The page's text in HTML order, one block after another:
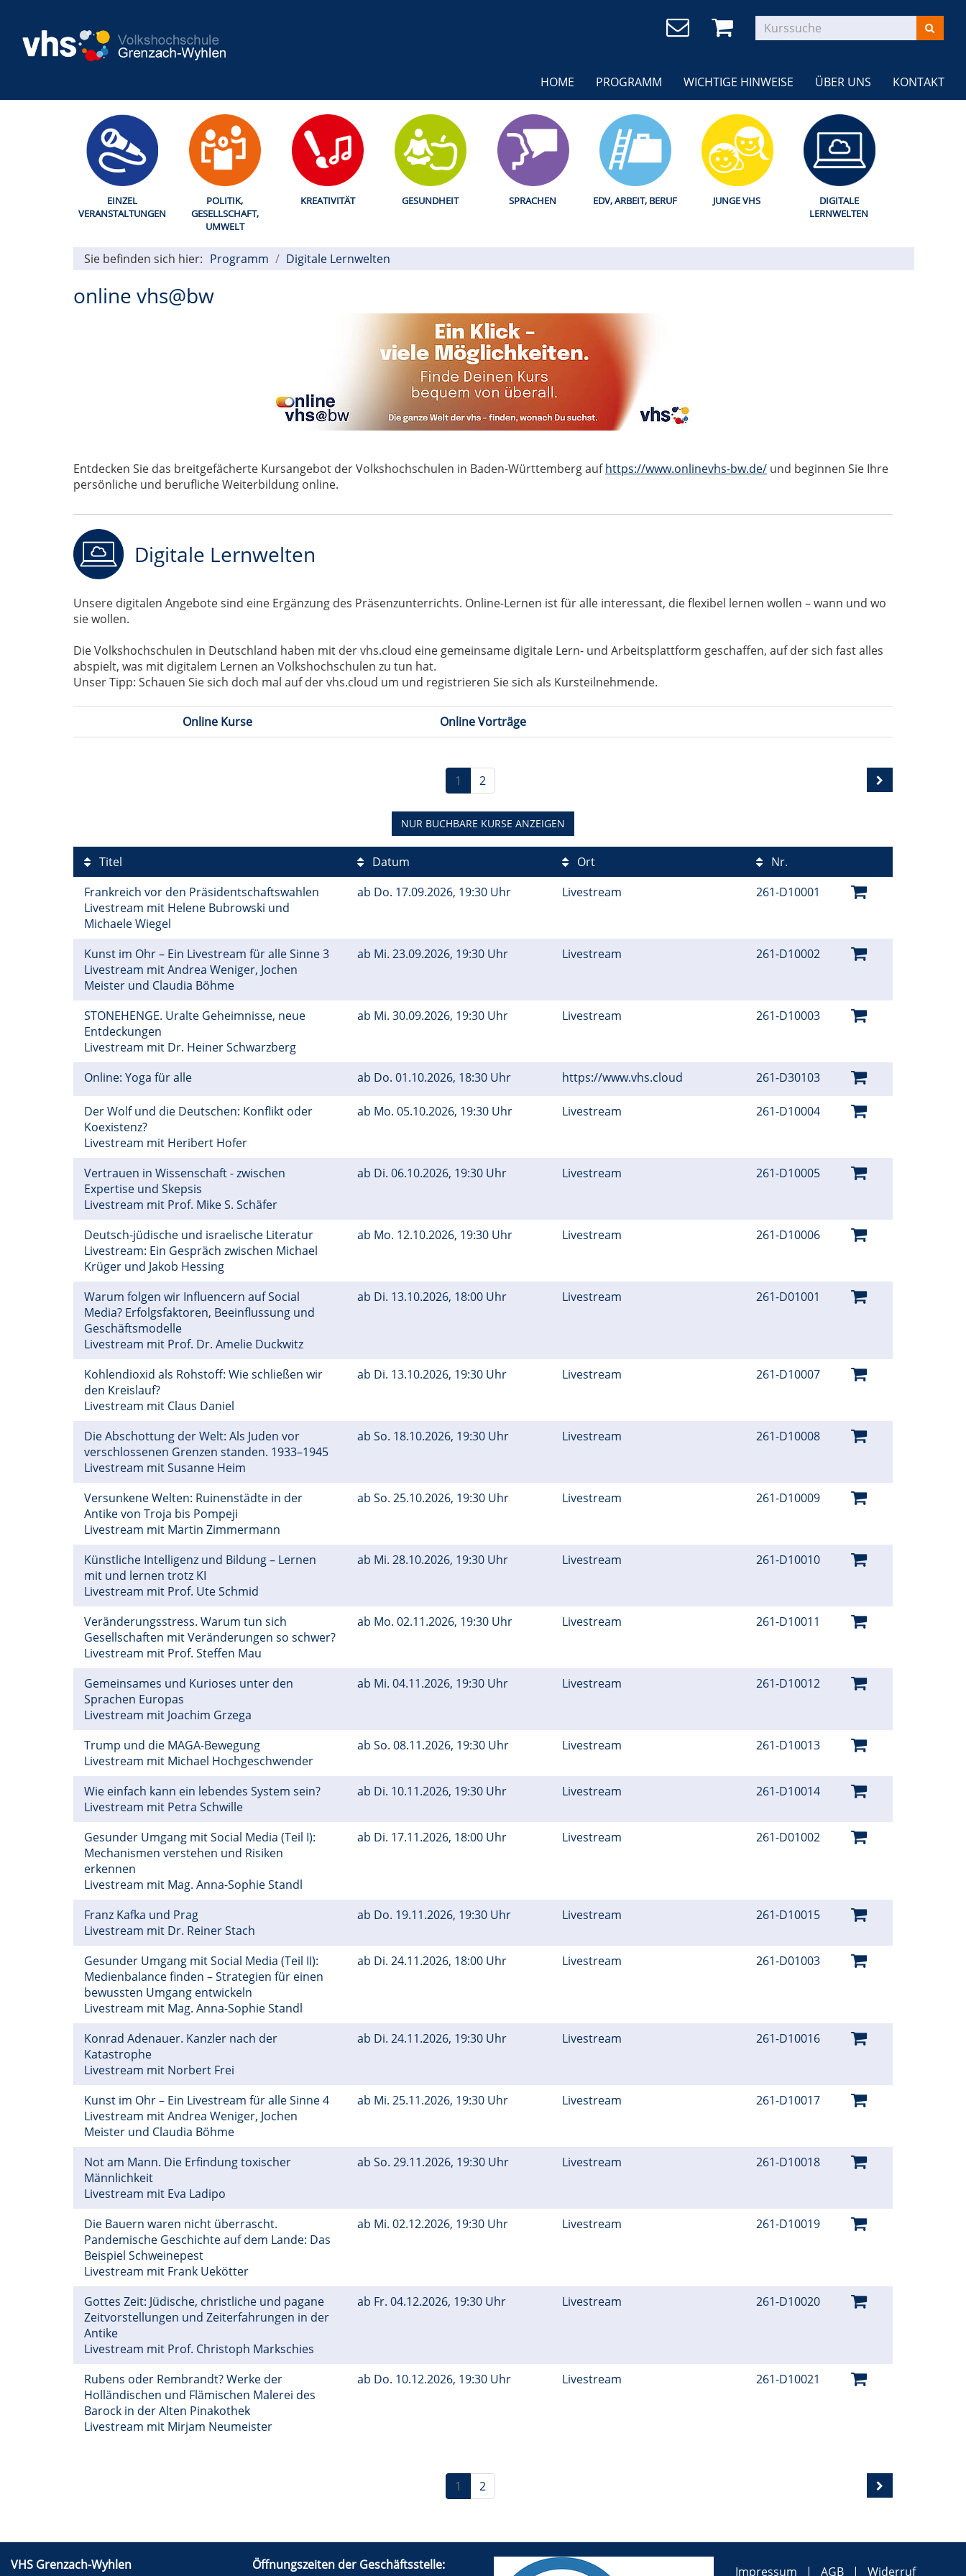
HOME PROGRAMM WICHTIGE HINWEISE ÜBER UNS KONTAKT
EINZEL
VERANSTALTUNGEN
POLITIK,
GESELLSCHAFT,
UMWELT
KREATIVITÄT GESUNDHEIT SPRACHEN EDV, ARBEIT, BERUF JUNGE VHS
DIGITALE
LERNWELTEN
Sie befinden sich hier: Programm Digitale Lernwelten
online vhs@bw
Entdecken Sie das breitgefächerte Kursangebot der Volkshochschulen in Baden-Württemberg aufhttps://www.onlinevhs-bw.de/ und beginnen Sie Ihre
persönliche und berufliche Weiterbildung online.
Digitale Lernwelten
Unsere digitalen Angebote sind eine Ergänzung des Präsenzunterrichts. Online-Lernen ist für alle interessant, die flexibel lernen wollen – wann und wo
sie wollen.
Die Volkshochschulen in Deutschland haben mit der vhs.cloud eine gemeinsame digitale Lern- und Arbeitsplattform geschaffen, auf der sich fast alles
abspielt, was mit digitalem Lernen an Volkshochschulen zu tun hat.
Unser Tipp: Schauen Sie sich doch mal auf der vhs.cloud um und registrieren Sie sich als Kursteilnehmende.
Online Kurse Online Vorträge
1 2
NUR BUCHBARE KURSE ANZEIGEN
Titel Datum Ort
Nr.
Frankreich vor den Präsidentschaftswahlen
Livestream mit Helene Bubrowski und
Michaele Wiegel
ab Do. 17.09.2026, 19:30 Uhr Livestream 261-D10001
Kunst im Ohr – Ein Livestream für alle Sinne 3
Livestream mit Andrea Weniger, Jochen
Meister und Claudia Böhme
ab Mi. 23.09.2026, 19:30 Uhr Livestream 261-D10002
STONEHENGE. Uralte Geheimnisse, neue
Entdeckungen
Livestream mit Dr. Heiner Schwarzberg
ab Mi. 30.09.2026, 19:30 Uhr Livestream 261-D10003
Online: Yoga für alle ab Do. 01.10.2026, 18:30 Uhr https://www.vhs.cloud 261-D30103
Der Wolf und die Deutschen: Konflikt oder
Koexistenz?
Livestream mit Heribert Hofer
ab Mo. 05.10.2026, 19:30 Uhr Livestream 261-D10004
Vertrauen in Wissenschaft - zwischen
Expertise und Skepsis
Livestream mit Prof. Mike S. Schäfer
ab Di. 06.10.2026, 19:30 Uhr Livestream 261-D10005
Deutsch-jüdische und israelische Literatur
Livestream: Ein Gespräch zwischen Michael
Krüger und Jakob Hessing
ab Mo. 12.10.2026, 19:30 Uhr Livestream 261-D10006
Warum folgen wir Influencern auf Social
Media? Erfolgsfaktoren, Beeinflussung und
Geschäftsmodelle
Livestream mit Prof. Dr. Amelie Duckwitz
ab Di. 13.10.2026, 18:00 Uhr Livestream 261-D01001
Kohlendioxid als Rohstoff: Wie schließen wir
den Kreislauf?
Livestream mit Claus Daniel
ab Di. 13.10.2026, 19:30 Uhr Livestream 261-D10007
Die Abschottung der Welt: Als Juden vor
verschlossenen Grenzen standen. 1933–1945
Livestream mit Susanne Heim
ab So. 18.10.2026, 19:30 Uhr Livestream 261-D10008
Versunkene Welten: Ruinenstädte in der
Antike von Troja bis Pompeji
Livestream mit Martin Zimmermann
ab So. 25.10.2026, 19:30 Uhr Livestream 261-D10009
Künstliche Intelligenz und Bildung – Lernen
mit und lernen trotz KI
Livestream mit Prof. Ute Schmid
ab Mi. 28.10.2026, 19:30 Uhr Livestream 261-D10010
Veränderungsstress. Warum tun sich
Gesellschaften mit Veränderungen so schwer?
Livestream mit Prof. Steffen Mau
ab Mo. 02.11.2026, 19:30 Uhr Livestream 261-D10011
Gemeinsames und Kurioses unter den
Sprachen Europas
Livestream mit Joachim Grzega
ab Mi. 04.11.2026, 19:30 Uhr Livestream 261-D10012
Trump und die MAGA-Bewegung
Livestream mit Michael Hochgeschwender
ab So. 08.11.2026, 19:30 Uhr Livestream 261-D10013
Wie einfach kann ein lebendes System sein?
Livestream mit Petra Schwille
ab Di. 10.11.2026, 19:30 Uhr Livestream 261-D10014
Gesunder Umgang mit Social Media (Teil I):
Mechanismen verstehen und Risiken
erkennen
Livestream mit Mag. Anna-Sophie Standl
ab Di. 17.11.2026, 18:00 Uhr Livestream 261-D01002
Franz Kafka und Prag
Livestream mit Dr. Reiner Stach
ab Do. 19.11.2026, 19:30 Uhr Livestream 261-D10015
Gesunder Umgang mit Social Media (Teil II):
Medienbalance finden – Strategien für einen
bewussten Umgang entwickeln
Livestream mit Mag. Anna-Sophie Standl
ab Di. 24.11.2026, 18:00 Uhr Livestream 261-D01003
Konrad Adenauer. Kanzler nach der
Katastrophe
Livestream mit Norbert Frei
ab Di. 24.11.2026, 19:30 Uhr Livestream 261-D10016
Kunst im Ohr – Ein Livestream für alle Sinne 4
Livestream mit Andrea Weniger, Jochen
Meister und Claudia Böhme
ab Mi. 25.11.2026, 19:30 Uhr Livestream 261-D10017
Not am Mann. Die Erfindung toxischer
Männlichkeit
Livestream mit Eva Ladipo
ab So. 29.11.2026, 19:30 Uhr Livestream 261-D10018
Die Bauern waren nicht überrascht.
Pandemische Geschichte auf dem Lande: Das
Beispiel Schweinepest
Livestream mit Frank Uekötter
ab Mi. 02.12.2026, 19:30 Uhr Livestream 261-D10019
Gottes Zeit: Jüdische, christliche und pagane
Zeitvorstellungen und Zeiterfahrungen in der
Antike
Livestream mit Prof. Christoph Markschies
ab Fr. 04.12.2026, 19:30 Uhr Livestream 261-D10020
Rubens oder Rembrandt? Werke der
Holländischen und Flämischen Malerei des
Barock in der Alten Pinakothek
Livestream mit Mirjam Neumeister
ab Do. 10.12.2026, 19:30 Uhr Livestream 261-D10021
1 2
VHS Grenzach-Wyhlen Öffnungszeiten der Geschäftsstelle: Impressum AGB Widerruf